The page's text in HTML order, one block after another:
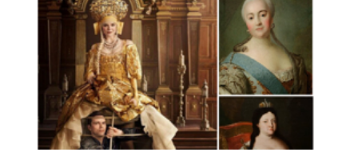
რა შემთხვევაში შეიძლება
ჩამოერთვას მშობელს მშობლის
უფლება
„ჩემს ცხოვრებაში ახალი ეტაპი
იწყება“